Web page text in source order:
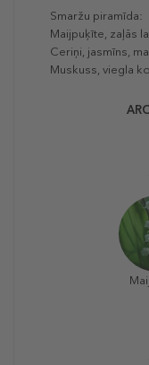
Smaržu piramīda:
Maijpuķīte, zaļās
Ceriņi, jasmīns,
Muskuss, viegla